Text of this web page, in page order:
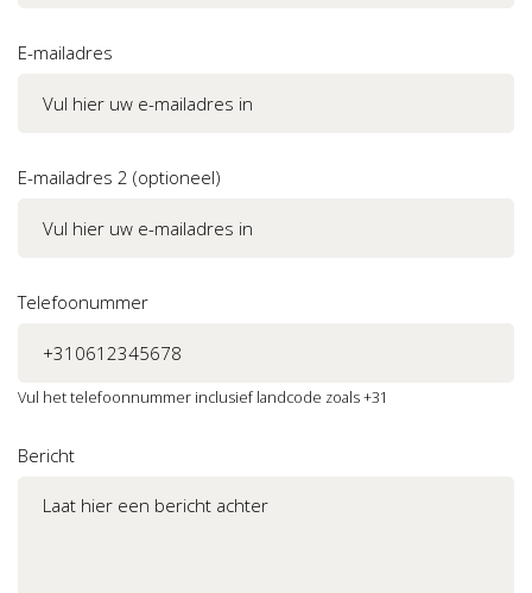
E-mailadres
E-mailadres 2 (optioneel)
Telefoonummer
Vul het telefoonnummer inclusief landcode zoals +31
Bericht